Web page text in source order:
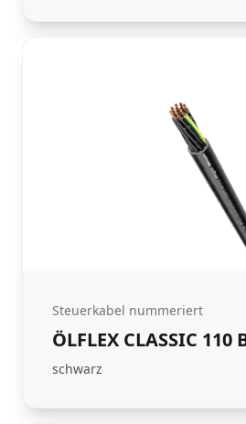
Steuerkabel nummeriert
ÖLFLEX CLASSIC 110
schwarz